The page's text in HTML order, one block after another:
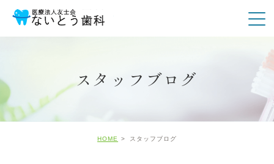
スタッフブログ
HOME スタッフブログ